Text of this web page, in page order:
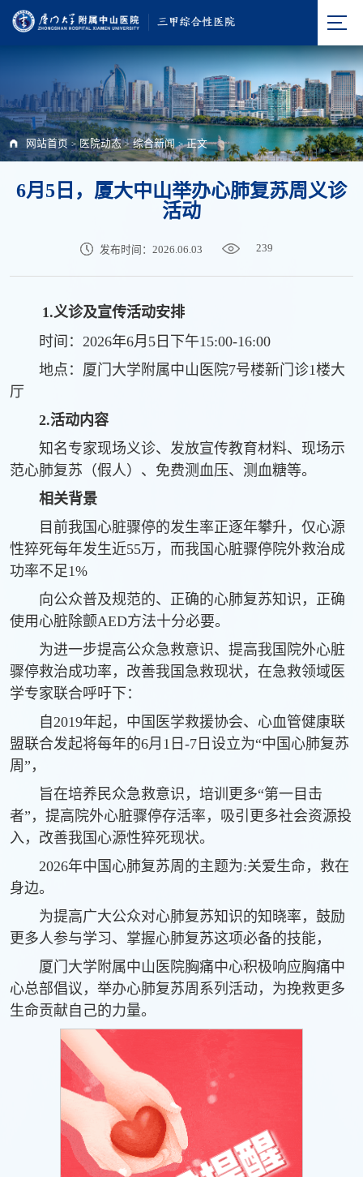
网站首页 > 医院动态 > 综合新闻 > 正文
6月5日，厦大中山举办心肺复苏周义诊
活动
发布时间：2026.06.03 239
1.义诊及宣传活动安排
时间：2026年6月5日下午15:00-16:00
地点：厦门大学附属中山医院7号楼新门诊1楼大
厅
2.活动内容
知名专家现场义诊、发放宣传教育材料、现场示
范心肺复苏（假人）、免费测血压、测血糖等。
相关背景
目前我国心脏骤停的发生率正逐年攀升，仅心源
性猝死每年发生近55万， 而我国心脏骤停院外救治成
功率不足1%
向公众普及规范的、正确的心肺复苏知识，正确
使用心脏除颤AED方法十分必要。
为进一步提高公众急救意识、 提高我国院外心脏
骤停救治成功率， 改善我国急救现状， 在急救领域医
学专家联合呼吁下：
自2019年起，中国医学救援协会、心血管健康联
盟联合发起将每年的6月1日-7日设立为“中国心肺复苏
周”，
旨在培养民众急救意识，培训更多“第一目击
者”，提高院外心脏骤停存活率，吸引更多社会资源投
入，改善我国心源性猝死现状。
2026年中国心肺复苏周的主题为:关爱生命，救在
身边。
为提高广大公众对心肺复苏知识的知晓率，鼓励
更多人参与学习、掌握心肺复苏这项必备的技能，
厦门大学附属中山医院胸痛中心积极响应胸痛中
心总部倡议，举办心肺复苏周系列活动，为挽救更多
生命贡献自己的力量。